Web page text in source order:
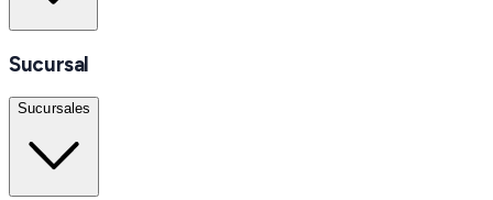
Sucursal
Sucursales